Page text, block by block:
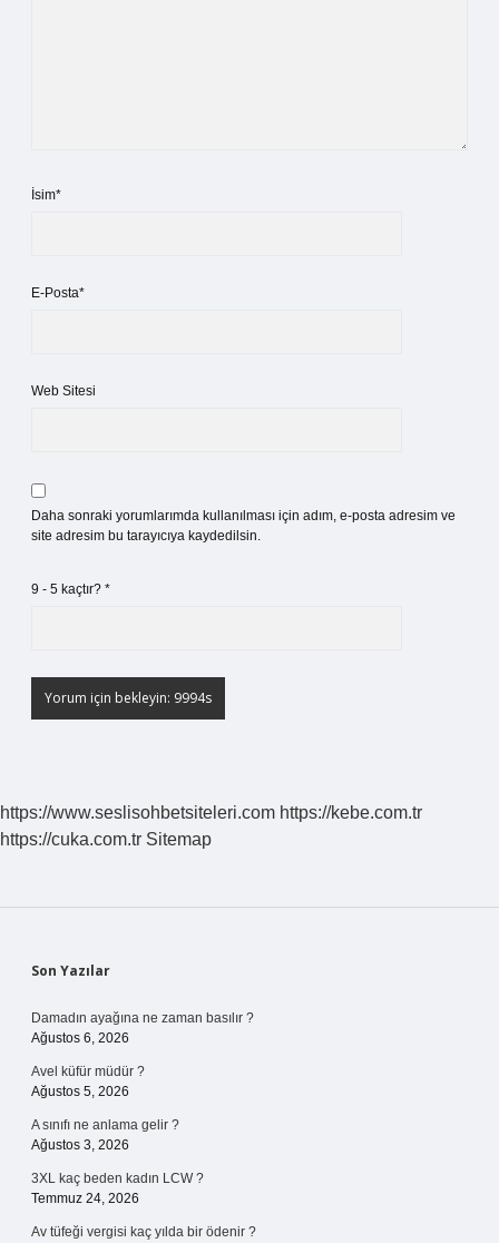
İsim*
E-Posta*
Web Sitesi
Daha sonraki yorumlarımda kullanılması için adım, e-posta adresim ve
site adresim bu tarayıcıya kaydedilsin.
9 - 5 kaçtır? *
https://www.seslisohbetsiteleri.com https://kebe.com.tr
https://cuka.com.tr Sitemap
Sidebar
Son Yazılar
Damadın ayağına ne zaman basılır ?
Ağustos 6, 2026
Avel küfür müdür ?
Ağustos 5, 2026
A sınıfı ne anlama gelir ?
Ağustos 3, 2026
3XL kaç beden kadın LCW ?
Temmuz 24, 2026
Av tüfeği vergisi kaç yılda bir ödenir ?